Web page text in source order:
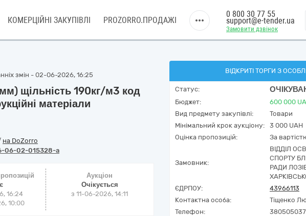
КОМЕРЦІЙНІ ЗАКУПІВЛІ PROZORRO.ПРОДАЖІ
Замовити дзвінок
0 800 30 77 55
support@e-tender.ua
змін - 02-06-2026, 16:25
щільність 190кг/м3 код
матеріали
на DoZorro
06-02-015328-a
16:24
10:00
Аукціон
Очікується
з11-06-2026, 14:11
ВІДКРИТІ ТОРГИ З
Статус:
Бюджет: 600 000
Вид предмету закупівлі:
Товари
Мінімальний крок аукціону:
3 000 UAH
Оцінка пропозицій:
За
Замовник:
ВІДДІЛ
СПОРТУ
РАДИ
ЄДРПОУ:
43966113
Контактна особа:
Тіщенко
Телефон: